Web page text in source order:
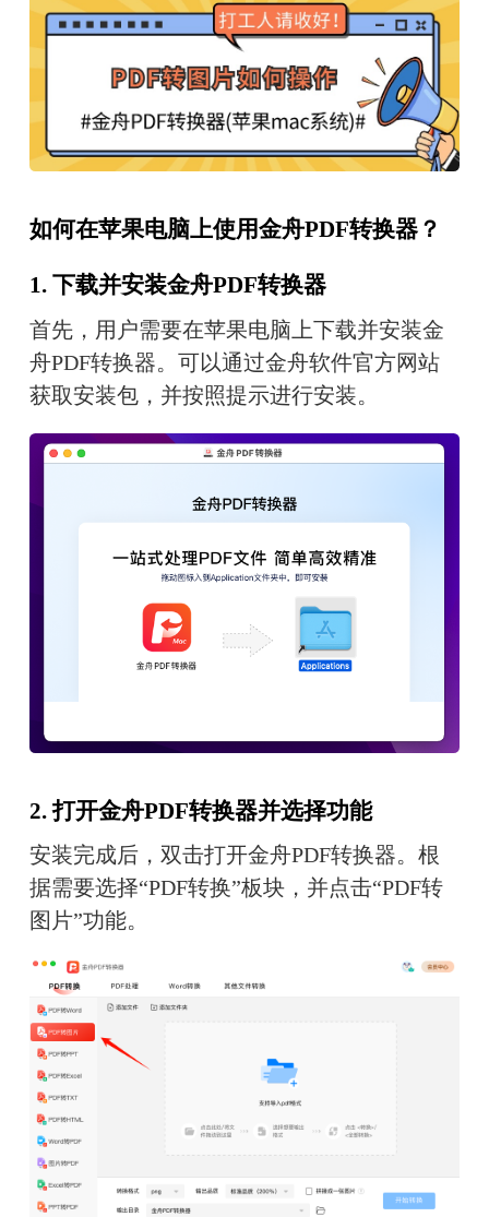
如何在苹果电脑上使用金舟PDF转换器？
1. 下载并安装金舟PDF转换器
首先，用户需要在苹果电脑上下载并安装金
舟PDF转换器。可以通过金舟软件官方网站
获取安装包，并按照提示进行安装。
2. 打开金舟PDF转换器并选择功能
安装完成后，双击打开金舟PDF转换器。根
据需要选择“PDF转换”板块，并点击“PDF转
图片”功能。